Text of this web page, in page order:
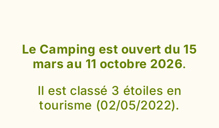
Le Camping est ouvert du 15
mars au 11 octobre 2026.
Il est classé 3 étoiles en
tourisme (02/05/2022).